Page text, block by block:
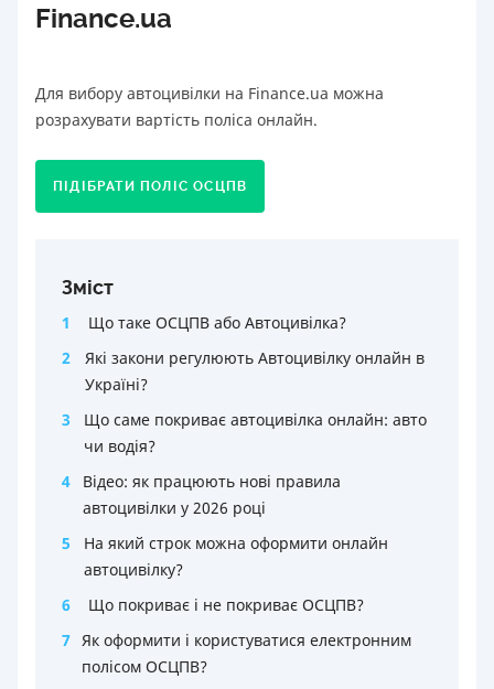
Finance.ua
Для вибору автоцивілки на Finance.ua можна
розрахувати вартість поліса онлайн.
ПІДІБРАТИ ПОЛІС ОСЦПВ
Зміст
1
Що таке ОСЦПВ або Автоцивілка?
2
Які закони регулюють Автоцивілку онлайн в
Україні?
3
Що саме покриває автоцивілка онлайн: авто
чи водія?
4
Відео: як працюють нові правила
автоцивілки у 2026 році
5
На який строк можна оформити онлайн
автоцивілку?
6
Що покриває і не покриває ОСЦПВ?
7 Як оформити і користуватися електронним
полісом ОСЦПВ?